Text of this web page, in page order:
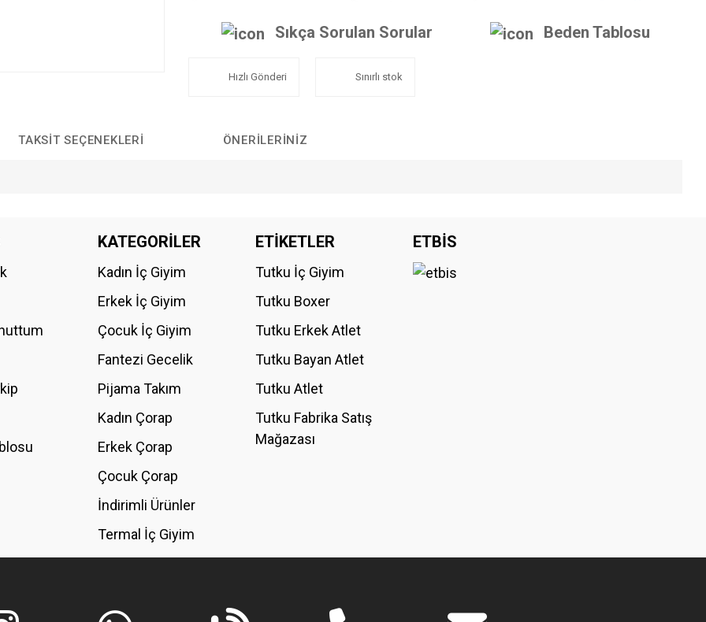
Sıkça Sorulan Sorular Beden Tablosu
Hızlı Gönderi Sınırlı stok
TAKSIT SEÇENEKLERI ÖNERILERINIZ
Bu ürüne ilk yorumu siz yapın!
KATEGORİLER
Kadın İç Giyim
Erkek İç Giyim
Çocuk İç Giyim
Fantezi Gecelik
Pijama Takım
Kadın Çorap
Erkek Çorap
Çocuk Çorap
İndirimli Ürünler
Termal İç Giyim
ETİKETLER
Tutku İç Giyim
Tutku Boxer
Tutku Erkek Atlet
Tutku Bayan Atlet
Tutku Atlet
Tutku Fabrika Satış
Mağazası
ETBİS